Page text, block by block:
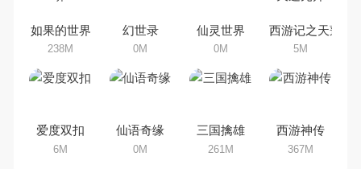
集，欢迎大家前来选择下载体验
如果的世界
238M
幻世录
0M
仙灵世界
0M
西游记之天蓬元
5M
爱度双扣
6M
仙语奇缘
0M
三国擒雄
261M
西游神传
367M